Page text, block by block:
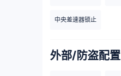
中央差速器锁止
外部/防盗配置